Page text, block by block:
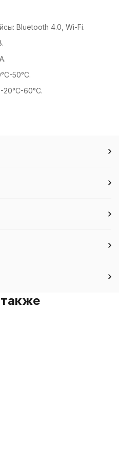
Bluetooth 4.0, Wi-Fi.
50°С.
20°С-60°С.